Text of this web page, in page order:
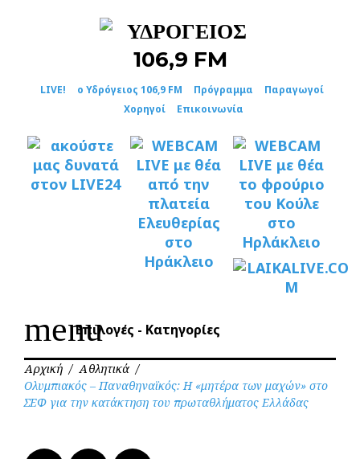
LIVE! ο Υδρόγειος 106,9 FM Πρόγραμμα
Παραγωγοί
Χορηγοί
Επικοινωνία
menuΕπιλογές - Κατηγορίες
Αρχική / Αθλητικά /
Ολυμπιακός – Παναθηναϊκός: Η «μητέρα των μαχών» στο
ΣΕΦ για την κατάκτηση του πρωταθλήματος Ελλάδας